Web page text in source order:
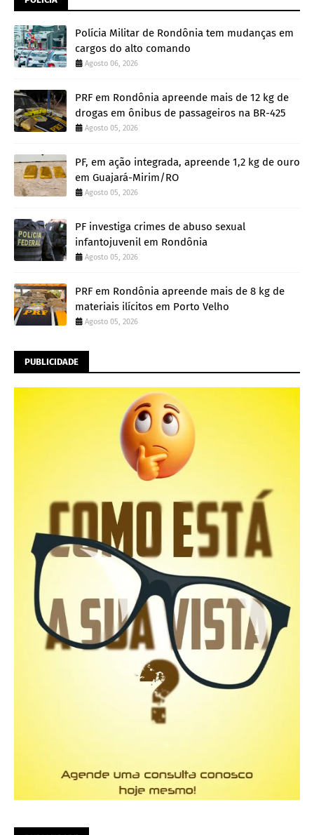
Polícia Militar de Rondônia tem mudanças em
cargos do alto comando
Agosto 06, 2026
PRF em Rondônia apreende mais de 12 kg de
drogas em ônibus de passageiros na BR-425
Agosto 05, 2026
PF, em ação integrada, apreende 1,2 kg de ouro
em Guajará-Mirim/RO
Agosto 05, 2026
PF investiga crimes de abuso sexual
infantojuvenil em Rondônia
Agosto 05, 2026
PRF em Rondônia apreende mais de 8 kg de
materiais ilícitos em Porto Velho
Agosto 05, 2026
PUBLICIDADE